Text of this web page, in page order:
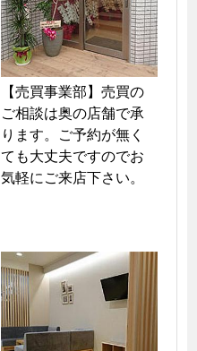
【売買事業部】売買の
ご相談は奥の店舗で承
ります。ご予約が無く
ても大丈夫ですのでお
気軽にご来店下さい。